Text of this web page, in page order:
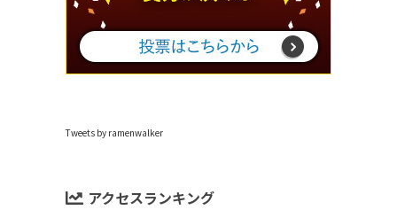
Tweets by ramenwalker
アクセスランキング